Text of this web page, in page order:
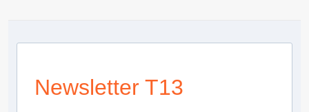
Newsletter T13